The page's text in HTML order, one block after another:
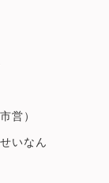
営）
いなん